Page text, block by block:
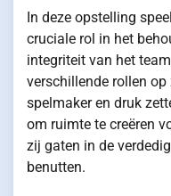
In deze opstelling
cruciale rol in het
integriteit van het
verschillende rollen
spelmaker en druk
om ruimte te creëren
zij gaten in de
benutten.